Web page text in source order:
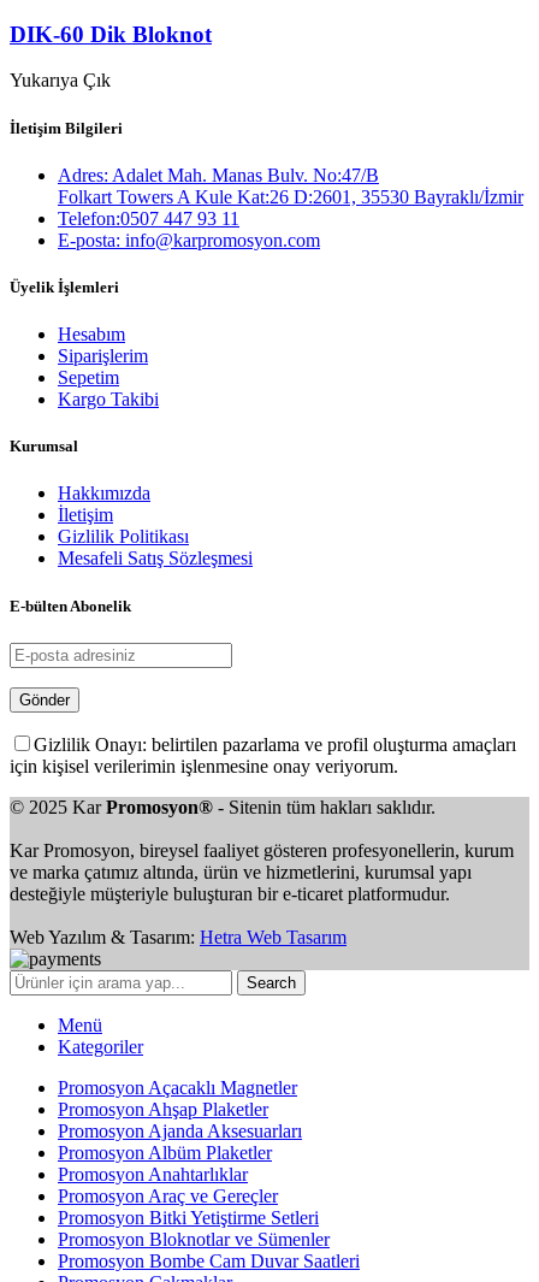
DIK-60 Dik Bloknot
Yukarıya Çık
İletişim Bilgileri
Adres: Adalet Mah. Manas Bulv. No:47/B
Folkart Towers A Kule Kat:26 D:2601, 35530 Bayraklı/İzmir
Telefon:0507 447 93 11
E-posta: info@karpromosyon.com
Üyelik İşlemleri
Hesabım
Siparişlerim
Sepetim
Kargo Takibi
Kurumsal
Hakkımızda
İletişim
Gizlilik Politikası
Mesafeli Satış Sözleşmesi
E-bülten Abonelik
Gizlilik Onayı: belirtilen pazarlama ve profil oluşturma amaçları
için kişisel verilerimin işlenmesine onay veriyorum.
© 2025 KarPromosyon® - Sitenin tüm hakları saklıdır.
Kar Promosyon, bireysel faaliyet gösteren profesyonellerin, kurum
ve marka çatımız altında, ürün ve hizmetlerini, kurumsal yapı
desteğiyle müşteriyle buluşturan bir e-ticaret platformudur.
Web Yazılım & Tasarım: Hetra Web Tasarım
Search
Menü
Kategoriler
Promosyon Açacaklı Magnetler
Promosyon Ahşap Plaketler
Promosyon Ajanda Aksesuarları
Promosyon Albüm Plaketler
Promosyon Anahtarlıklar
Promosyon Araç ve Gereçler
Promosyon Bitki Yetiştirme Setleri
Promosyon Bloknotlar ve Sümenler
Promosyon Bombe Cam Duvar Saatleri